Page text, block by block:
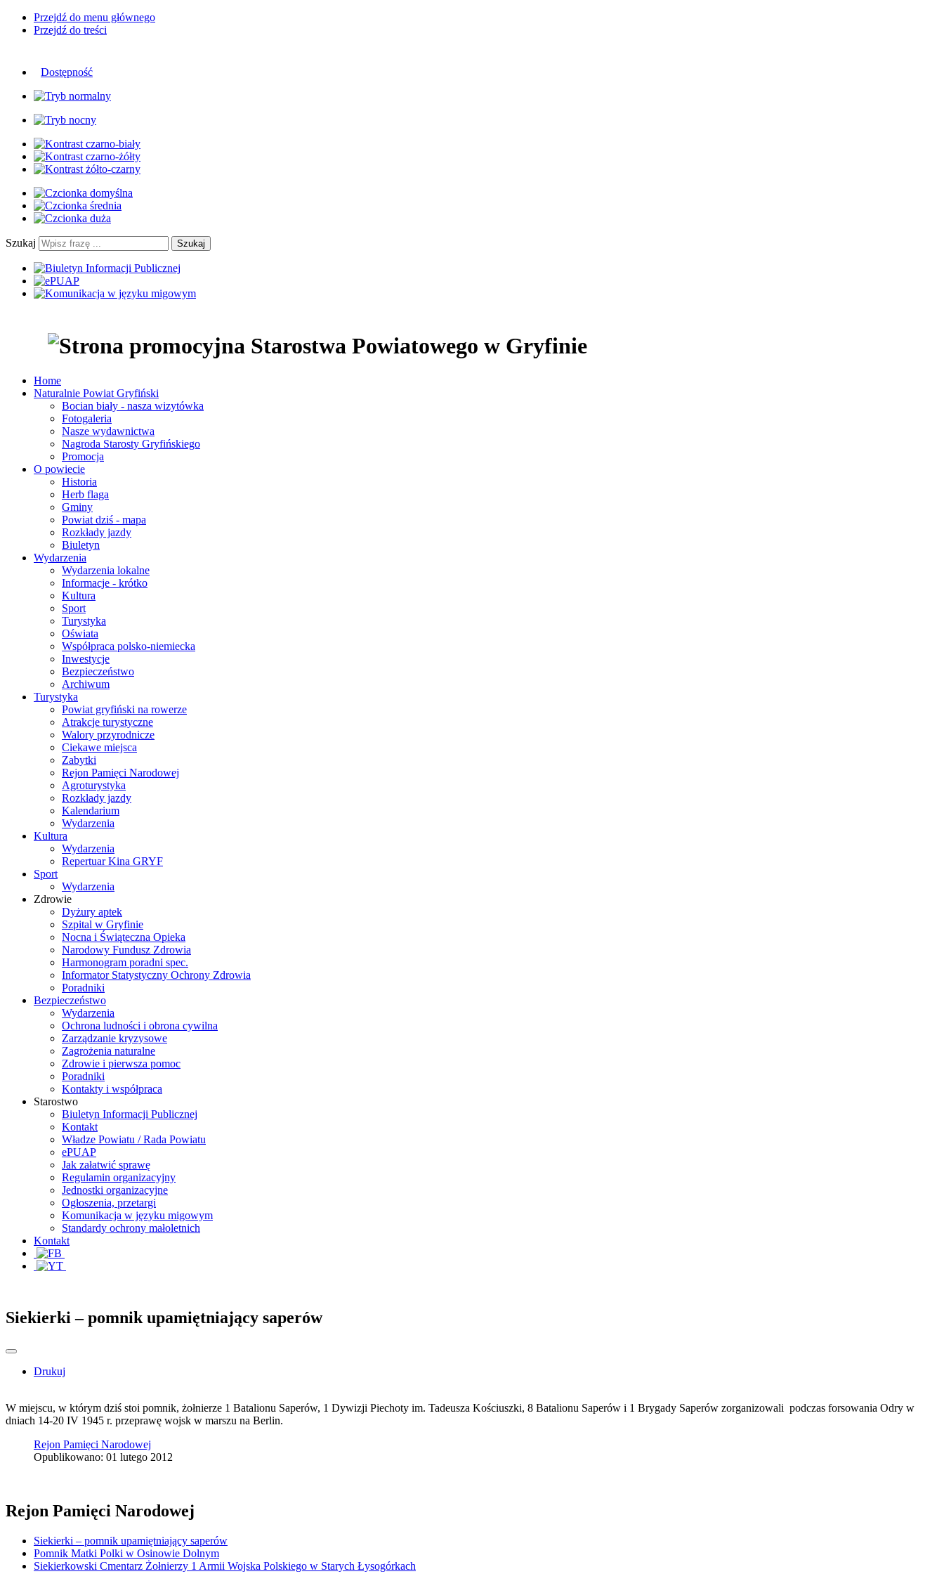
Przejdź do menu głównego
Przejdź do treści
Dostępność
Szukaj Szukaj
Home
Naturalnie Powiat Gryfiński
Bocian biały - nasza wizytówka
Fotogaleria
Nasze wydawnictwa
Nagroda Starosty Gryfińskiego
Promocja
O powiecie
Historia
Herb flaga
Gminy
Powiat dziś - mapa
Rozkłady jazdy
Biuletyn
Wydarzenia
Wydarzenia lokalne
Informacje - krótko
Kultura
Sport
Turystyka
Oświata
Współpraca polsko-niemiecka
Inwestycje
Bezpieczeństwo
Archiwum
Turystyka
Powiat gryfiński na rowerze
Atrakcje turystyczne
Walory przyrodnicze
Ciekawe miejsca
Zabytki
Rejon Pamięci Narodowej
Agroturystyka
Rozkłady jazdy
Kalendarium
Wydarzenia
Kultura
Wydarzenia
Repertuar Kina GRYF
Sport
Wydarzenia
Zdrowie
Dyżury aptek
Szpital w Gryfinie
Nocna i Świąteczna Opieka
Narodowy Fundusz Zdrowia
Harmonogram poradni spec.
Informator Statystyczny Ochrony Zdrowia
Poradniki
Bezpieczeństwo
Wydarzenia
Ochrona ludności i obrona cywilna
Zarządzanie kryzysowe
Zagrożenia naturalne
Zdrowie i pierwsza pomoc
Poradniki
Kontakty i współpraca
Starostwo
Biuletyn Informacji Publicznej
Kontakt
Władze Powiatu / Rada Powiatu
ePUAP
Jak załatwić sprawę
Regulamin organizacyjny
Jednostki organizacyjne
Ogłoszenia, przetargi
Komunikacja w języku migowym
Standardy ochrony małoletnich
Kontakt
Siekierki – pomnik upamiętniający saperów
Drukuj
W miejscu, w którym dziś stoi pomnik, żołnierze 1 Batalionu Saperów, 1 Dywizji Piechoty im. Tadeusza Kościuszki, 8 Batalionu Saperów i 1 Brygady Saperów zorganizowali podczas forsowania Odry w
dniach 14-20 IV 1945 r. przeprawę wojsk w marszu na Berlin.
Rejon Pamięci Narodowej
Opublikowano: 01 lutego 2012
Rejon Pamięci Narodowej
Siekierki – pomnik upamiętniający saperów
Pomnik Matki Polki w Osinowie Dolnym
Siekierkowski Cmentarz Żołnierzy 1 Armii Wojska Polskiego w Starych Łysogórkach